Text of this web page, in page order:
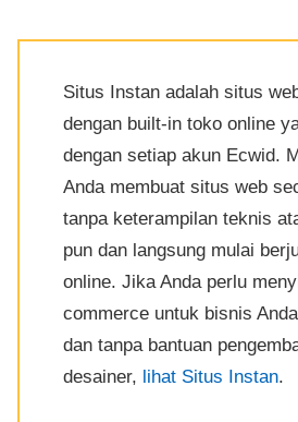
Situs Instan adalah situs
dengan built-in toko online
dengan setiap akun Ecwid.
Anda membuat situs web
tanpa keterampilan teknis
pun dan langsung mulai
online. Jika Anda perlu
commerce untuk bisnis
dan tanpa bantuan
desainer, lihat Situs Instan.